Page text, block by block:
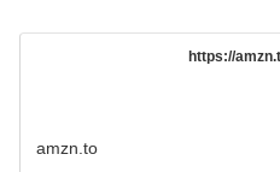
https://
amzn.to